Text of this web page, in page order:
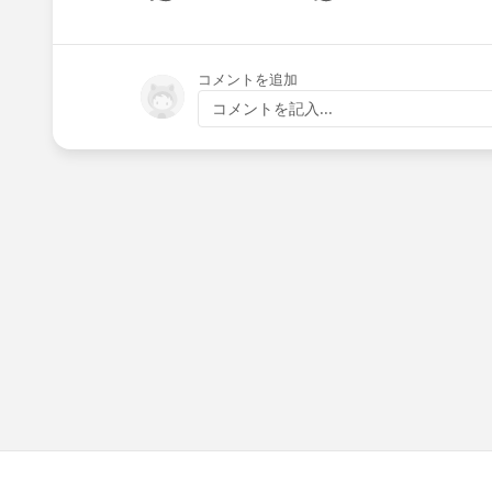
コメントを追加
コメントを記入...